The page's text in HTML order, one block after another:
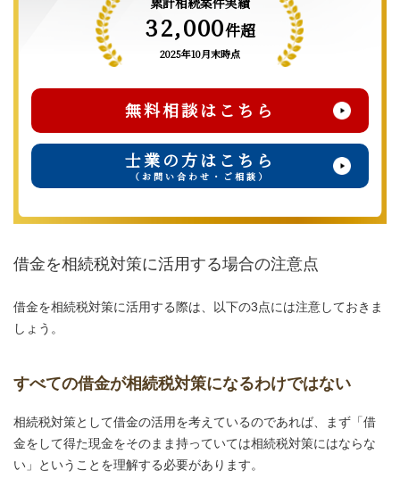
32,000件超
2025年10月末時点
無料相談はこちら
士業の方はこちら
（お問い合わせ・ご相談）
借金を相続税対策に活用する場合の注意点
借金を相続税対策に活用する際は、以下の3点には注意しておきま
しょう。
すべての借金が相続税対策になるわけではない
相続税対策として借金の活用を考えているのであれば、まず「借
金をして得た現金をそのまま持っていては相続税対策にはならな
い」ということを理解する必要があります。